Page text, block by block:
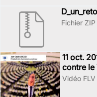
Fichier ZIP
11 oct.
contre le
Vidéo FLV